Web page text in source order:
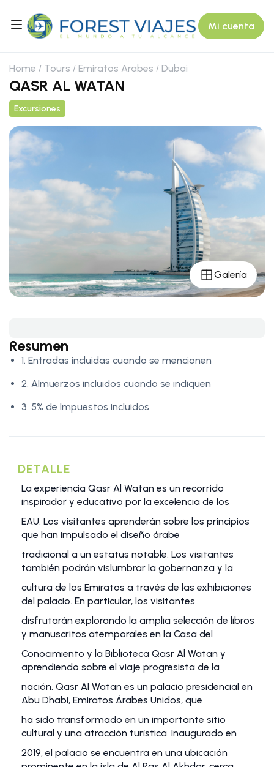
Mi cuenta
Home Tours Emiratos Arabes Dubai
QASR AL WATAN
Excursiones
Galería
Resumen
1. Entradas incluidas cuando se mencionen
2. Almuerzos incluidos cuando se indiquen
3. 5% de Impuestos incluidos
DETALLE
La experiencia Qasr Al Watan es un recorrido
inspirador y educativo por la excelencia de los
EAU. Los visitantes aprenderán sobre los principios
que han impulsado el diseño árabe
tradicional a un estatus notable. Los visitantes
también podrán vislumbrar la gobernanza y la
cultura de los Emiratos a través de las exhibiciones
del palacio. En particular, los visitantes
disfrutarán explorando la amplia selección de libros
y manuscritos atemporales en la Casa del
Conocimiento y la Biblioteca Qasr Al Watan y
aprendiendo sobre el viaje progresista de la
nación. Qasr Al Watan es un palacio presidencial en
Abu Dhabi, Emiratos Árabes Unidos, que
ha sido transformado en un importante sitio
cultural y una atracción turística. Inaugurado en
2019, el palacio se encuentra en una ubicación